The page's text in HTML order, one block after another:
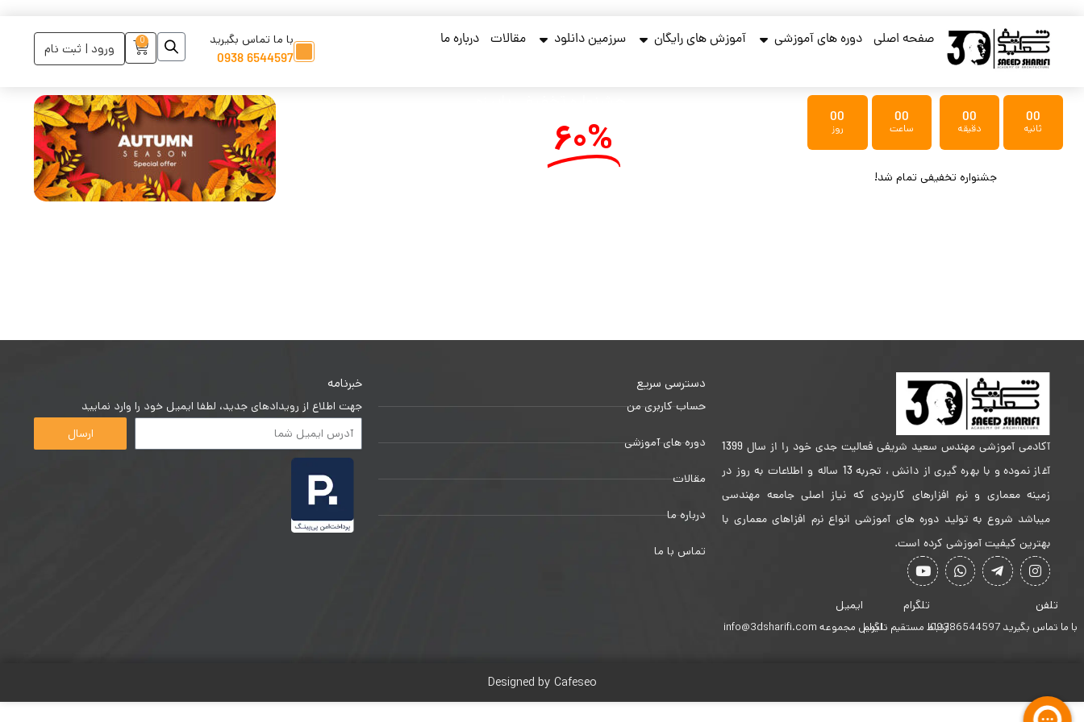
صفحه اصلی دوره های آموزشی آموزش های رایگان سرزمین دانلود مقالات درباره ما ورود | ثبت نام 0 با ما تماس بگیرید
6544597 0938
00
روز
00
ساعت
00
دقیقه
00
ثانیه
جشنواره تخفیفی تمام شد!
60%
آکادمی آموزشی مهندس سعید شریفی فعالیت جدی خود را از سال 1399
آغاز نموده و با بهره گیری از دانش ، تجربه 13 ساله و اطلاعات به روز در
زمینه معماری و نرم افزارهای کاربردی که نیاز اصلی جامعه مهندسی
میباشد شروع به تولید دوره های آموزشی انواع نرم افزاهای معماری با
بهترین کیفیت آموزشی کرده است.
دسترسی سریع
حساب کاربری من
دوره های آموزشی
مقالات
درباره ما
تماس با ما
خبرنامه
جهت اطلاع از رویدادهای جدید، لطفا ایمیل خود را وارد نمایید
ارسال
تلفن
با ما تماس بگیرید 09386544597
تلگرام
ارتباط مستقیم تلگرام
ایمیل
ایمیل مجموعه info@3dsharifi.com
Designed by Cafeseo